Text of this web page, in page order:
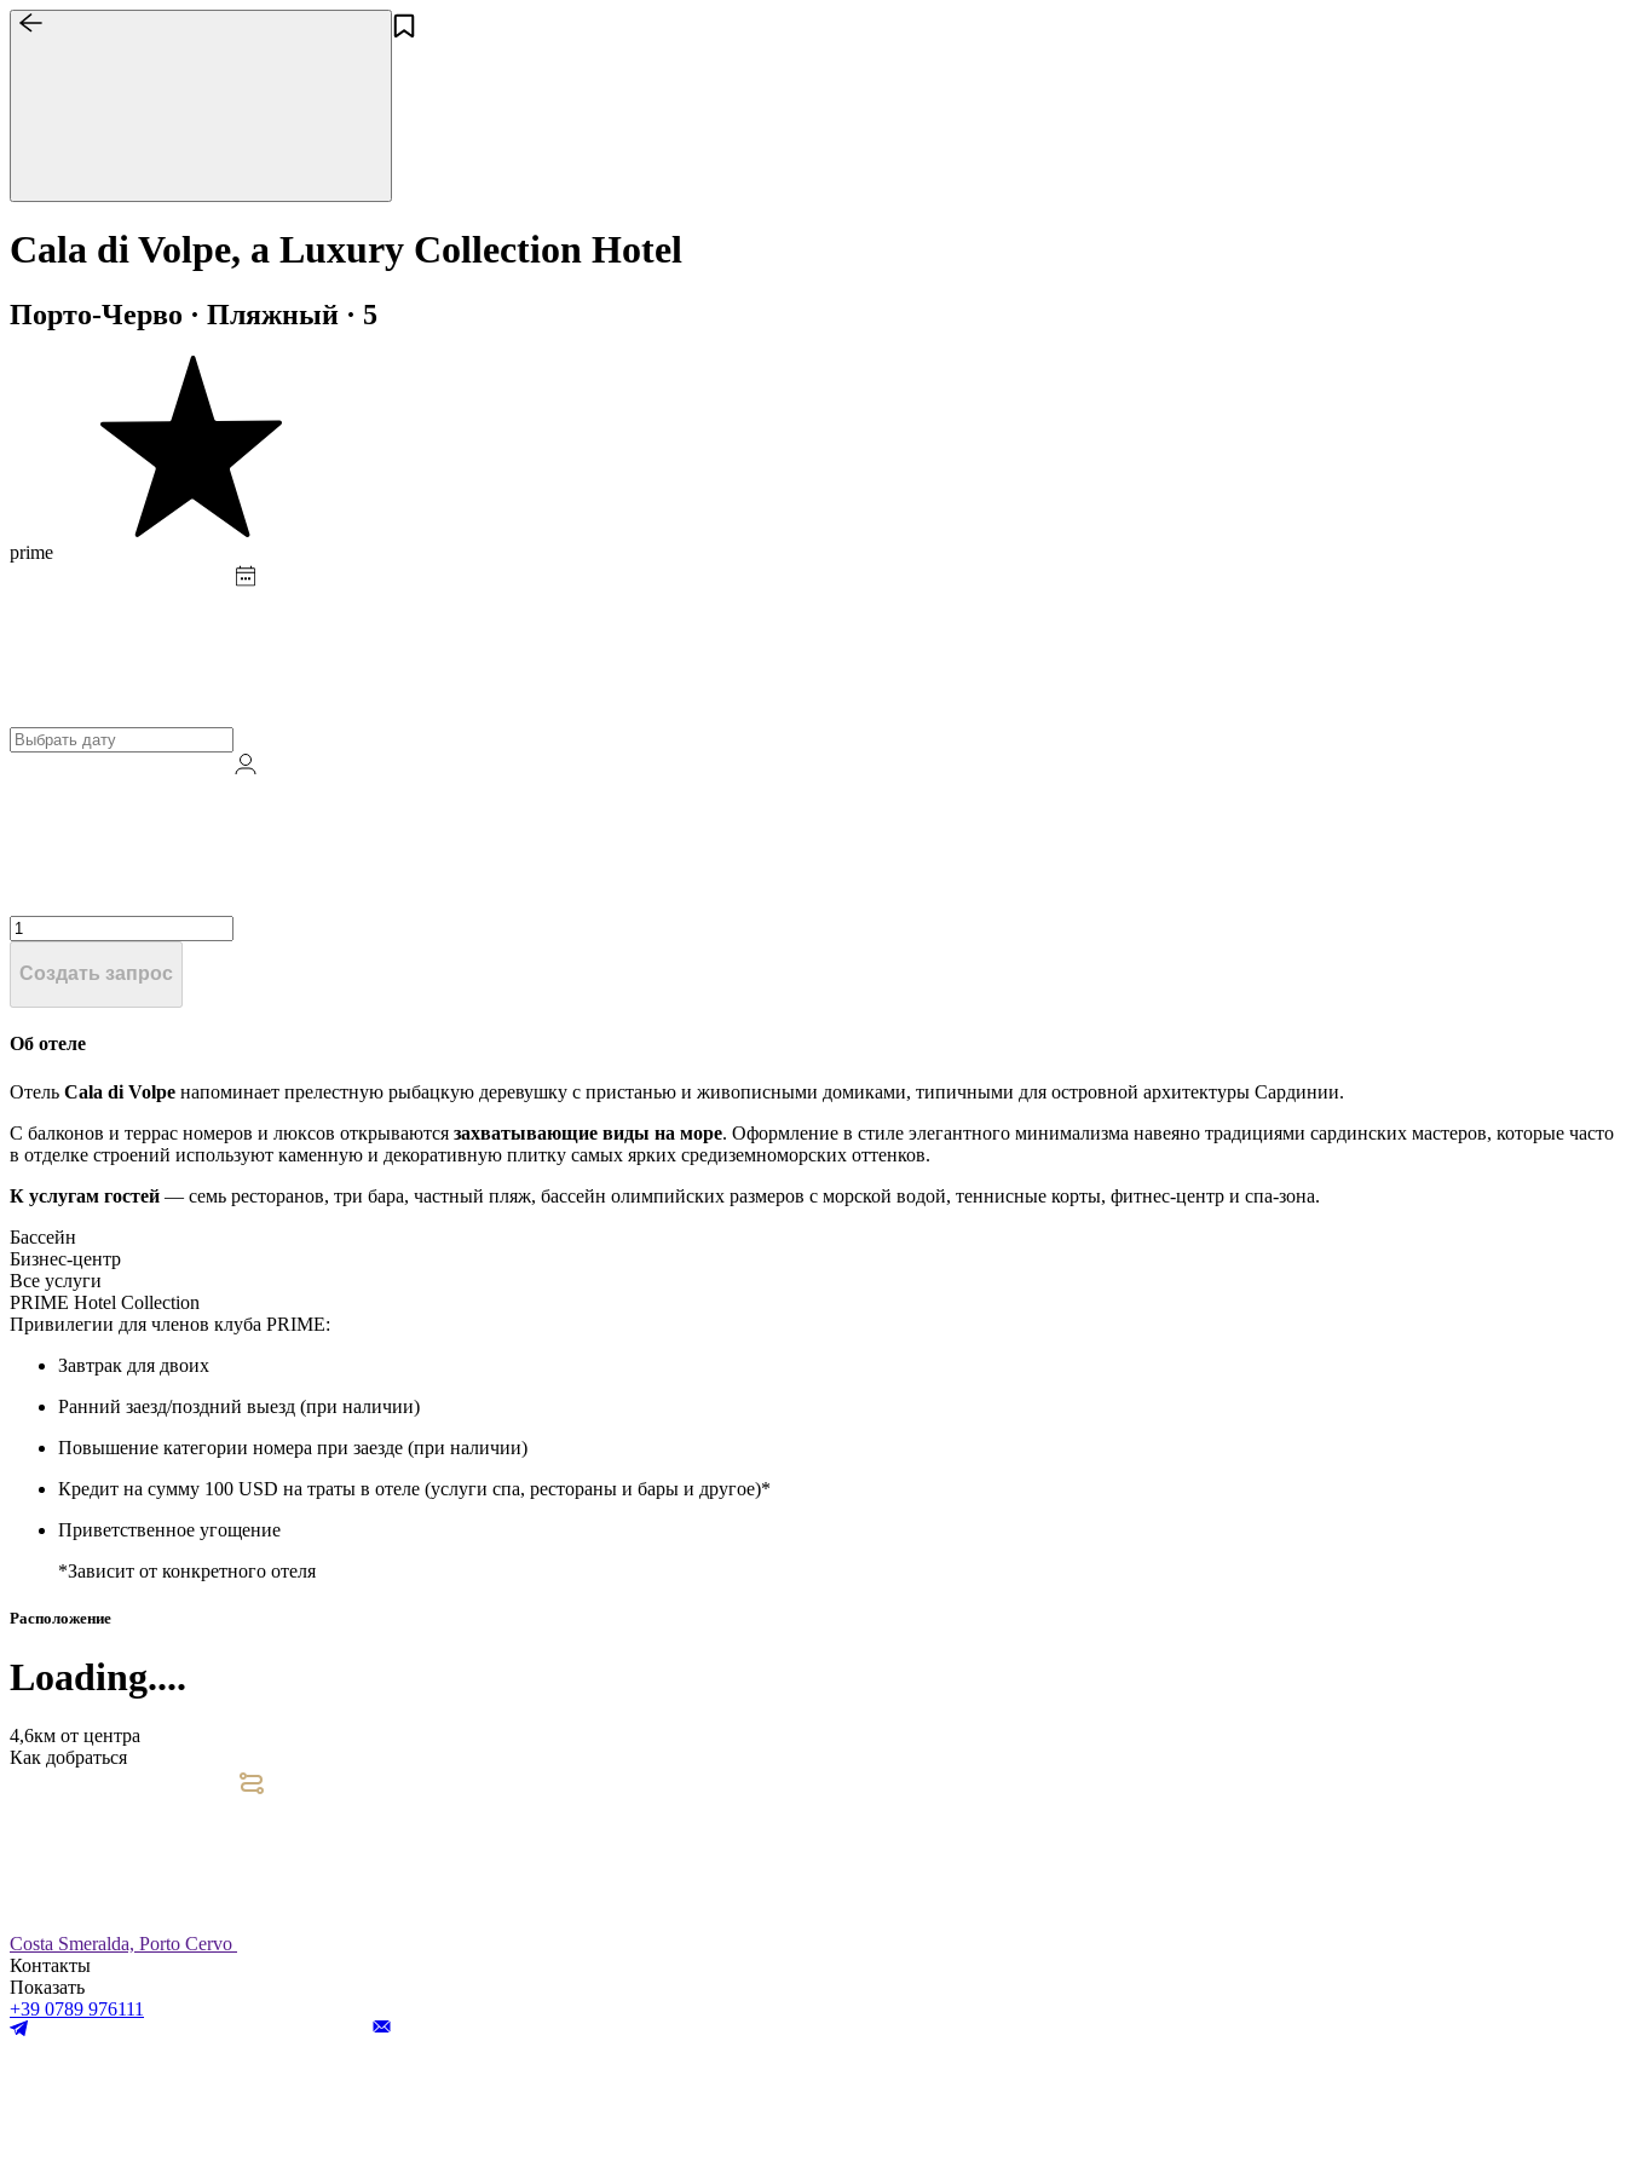
Cala di Volpe, a Luxury Collection Hotel
Порто-Черво · Пляжный · 5
prime
Создать запрос
Об отеле
Отель Cala di Volpe напоминает прелестную рыбацкую деревушку с пристанью и живописными домиками, типичными для островной архитектуры Сардинии.
С балконов и террас номеров и люксов открываются захватывающие виды на море. Оформление в стиле элегантного минимализма навеяно традициями сардинских мастеров, которые часто
в отделке строений используют каменную и декоративную плитку самых ярких средиземноморских оттенков.
К услугам гостей — семь ресторанов, три бара, частный пляж, бассейн олимпийских размеров с морской водой, теннисные корты, фитнес-центр и спа-зона.
Бассейн
Бизнес-центр
Все услуги
PRIME Hotel Collection
Привилегии для членов клуба PRIME:
Завтрак для двоих
Ранний заезд/поздний выезд (при наличии)
Повышение категории номера при заезде (при наличии)
Кредит на сумму 100 USD на траты в отеле (услуги спа, рестораны и бары и другое)*
Приветственное угощение
*Зависит от конкретного отеля
Расположение
Loading....
4,6км от центра
Как добраться
Costa Smeralda, Porto Cervo
Контакты
Показать
+39 0789 976111